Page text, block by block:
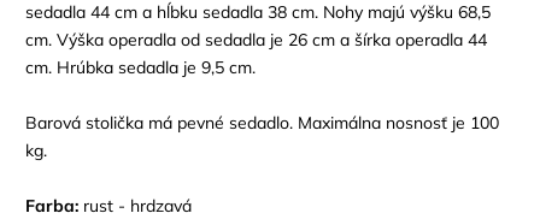
sedadla 44 cm a hĺbku sedadla 38 cm. Nohy majú výšku 68,5
cm. Výška operadla od sedadla je 26 cm a šírka operadla 44
cm. Hrúbka sedadla je 9,5 cm.
Barová stolička má pevné sedadlo. Maximálna nosnosť je 100
kg.
Farba: rust - hrdzavá